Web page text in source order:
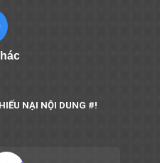
NẠI NỘI DUNG #!